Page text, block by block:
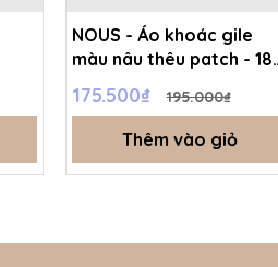
NOUS - Áo khoác gile
màu nâu thêu patch - 18-
175.500₫ 195.000₫
Thêm vào giỏ